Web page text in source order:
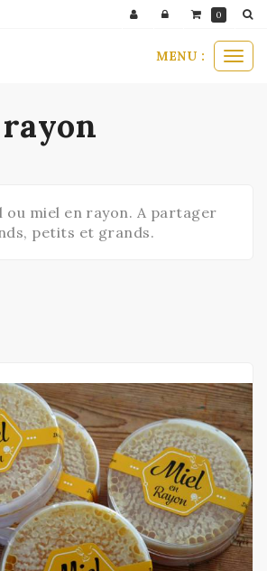
MENU :
ou miel en rayon. A partager
petits et grands.
0